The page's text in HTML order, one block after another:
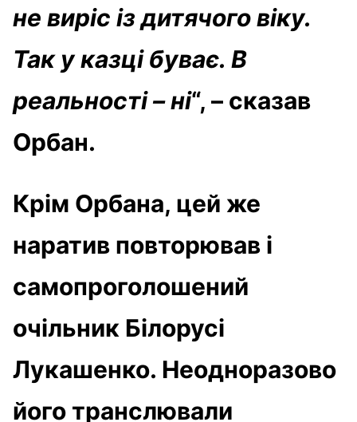
не виріс із дитячого віку.
Так у казці буває. В
реальності – ні“, – сказав
Орбан.
Крім Орбана, цей же
наратив повторював і
самопроголошений
очільник Білорусі
Лукашенко. Неодноразово
його транслювали